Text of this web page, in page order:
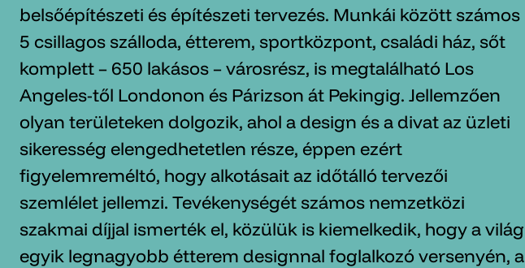
belsőépítészeti és építészeti tervezés. Munkái között számos
5 csillagos szálloda, étterem, sportközpont, családi ház, sőt
komplett – 650 lakásos – városrész, is megtalálható Los
Angeles-től Londonon és Párizson át Pekingig. Jellemzően
olyan területeken dolgozik, ahol a design és a divat az üzleti
sikeresség elengedhetetlen része, éppen ezért
figyelemreméltó, hogy alkotásait az időtálló tervezői
szemlélet jellemzi. Tevékenységét számos nemzetközi
szakmai díjjal ismerték el, közülük is kiemelkedik, hogy a világ
egyik legnagyobb étterem designnal foglalkozó versenyén, a